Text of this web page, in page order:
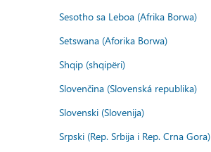
Sesotho sa Leboa (Afrika Borwa)
Setswana (Aforika Borwa)
Shqip (shqipëri)
Slovenčina (Slovenská republika)
Slovenski (Slovenija)
Srpski (Rep. Srbija i Rep. Crna Gora)